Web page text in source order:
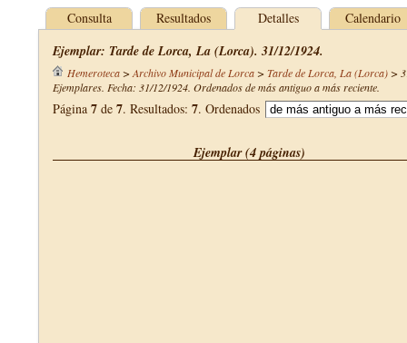
Consulta Resultados Detalles Calendario
Ejemplar: Tarde de Lorca, La (Lorca). 31/12/1924.
Hemeroteca> Archivo Municipal de Lorca> Tarde de Lorca, La (Lorca)>
Ejemplares. Fecha: 31/12/1924. Ordenados de más antiguo a más reciente.
Página 7 de 7. Resultados: 7. Ordenados
Ejemplar (4 páginas)